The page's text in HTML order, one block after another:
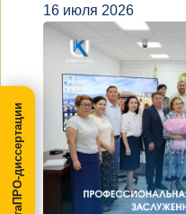
16 июля 2026
МегаПРО-диссертации